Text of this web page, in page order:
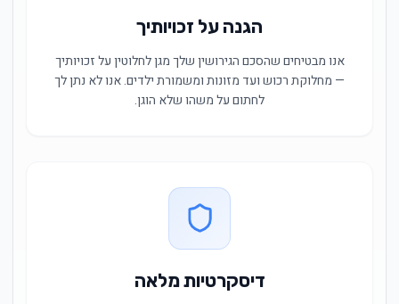
הגנה על זכויותיך
אנו מבטיחים שהסכם הגירושין שלך מגן לחלוטין על זכויותיך
— מחלוקת רכוש ועד מזונות ומשמורת ילדים. אנו לא נתן לך
לחתום על משהו שלא הוגן.
דיסקרטיות מלאה